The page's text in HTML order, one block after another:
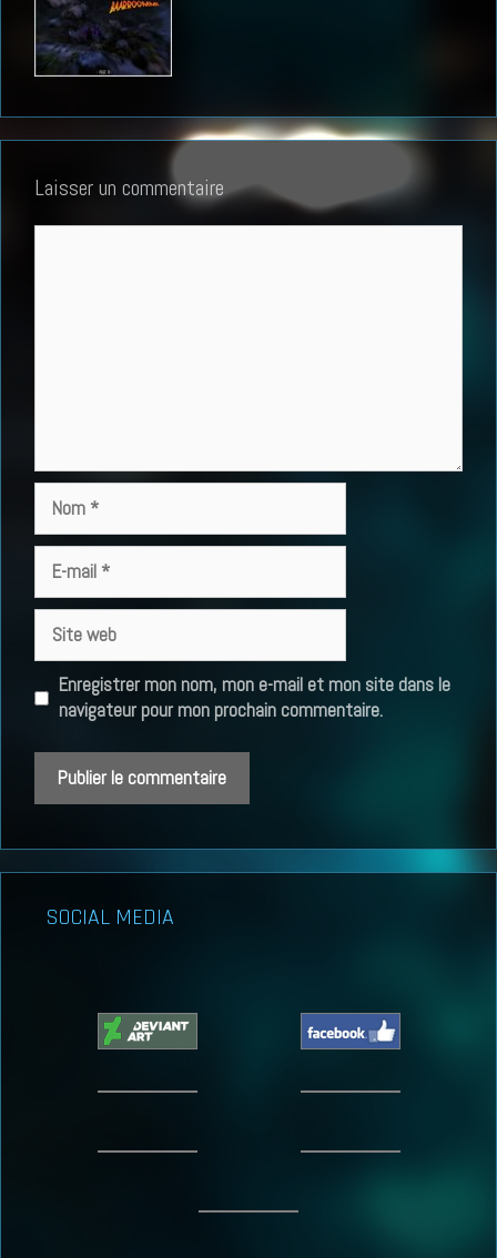
Laisser un commentaire
mail
web
Enregistrer mon nom, mon e-mail et mon site dans le
navigateur pour mon prochain commentaire.
SOCIAL MEDIA